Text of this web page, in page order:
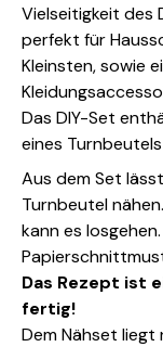
Vielseitigkeit des
perfekt für
Kleinsten, sowie
Das DIY-Set
eines
Aus dem Set
Turnbeutel
kann es
Das Rezept ist
fertig!
Dem Nähset